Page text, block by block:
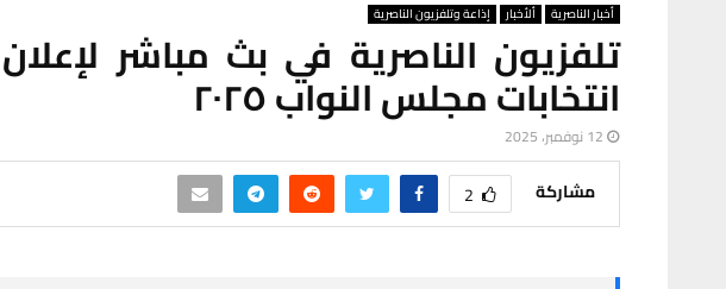
أخبار الناصرية ألأخبار إذاعة وتلفزيون الناصرية
تلفزيون الناصرية في بث مباشر لإعلان
انتخابات مجلس النواب ٢٠٢٥
12 نوفمبر، 2025
مشاركة 2